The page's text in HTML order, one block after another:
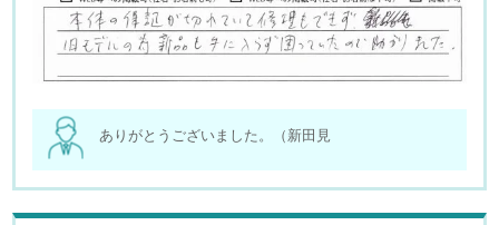
ありがとうございました。（新田見